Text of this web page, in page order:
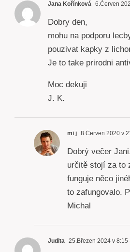
Jana Kořínková 6.Červen
Dobry den,
mohu na podporu
pouzivat kapky z
Je to take prirodni
Moc dekuji
J. K.
mi j 8.Červen 2020 v
Dobrý večer
určitě stojí za to
funguje něco
to zafungovalo.
Michal
Judita 25.Březen 2024 v 8:15